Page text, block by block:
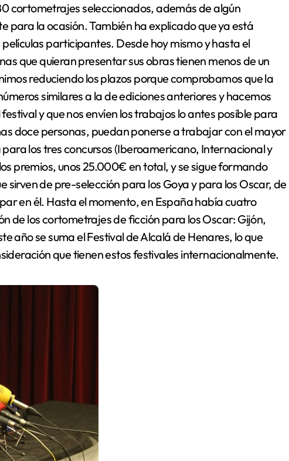
cortometrajes seleccionados, además de algún
para la ocasión. También ha explicado que ya está
participantes. Desde hoy mismo y hasta el
que quieran presentar sus obras tienen menos de un
reduciendo los plazos porque comprobamos que la
similares a la de ediciones anteriores y hacemos
y que nos envíen los trabajos lo antes posible para
doce personas, puedan ponerse a trabajar con el mayor
los tres concursos (Iberoamericano, Internacional y
premios, unos 25.000€ en total, y se sigue formando
sirven de pre-selección para los Goya y para los Oscar, de
en él. Hasta el momento, en España había cuatro
de los cortometrajes de ficción para los Oscar: Gijón,
año se suma el Festival de Alcalá de Henares, lo que
que tienen estos festivales internacionalmente.